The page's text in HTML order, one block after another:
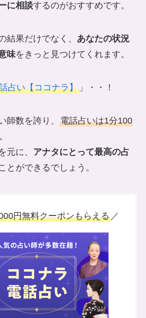
に相談するのがおすすめです。
結果だけでなく、 あなたの状況
味をきっと見つけてくれます。
占い【ココナラ】」・・！
師数を誇り、 電話占いは1分100
元に、 アナタにとって最高の占
とができるでしょう。
円無料クーポンもらえる／